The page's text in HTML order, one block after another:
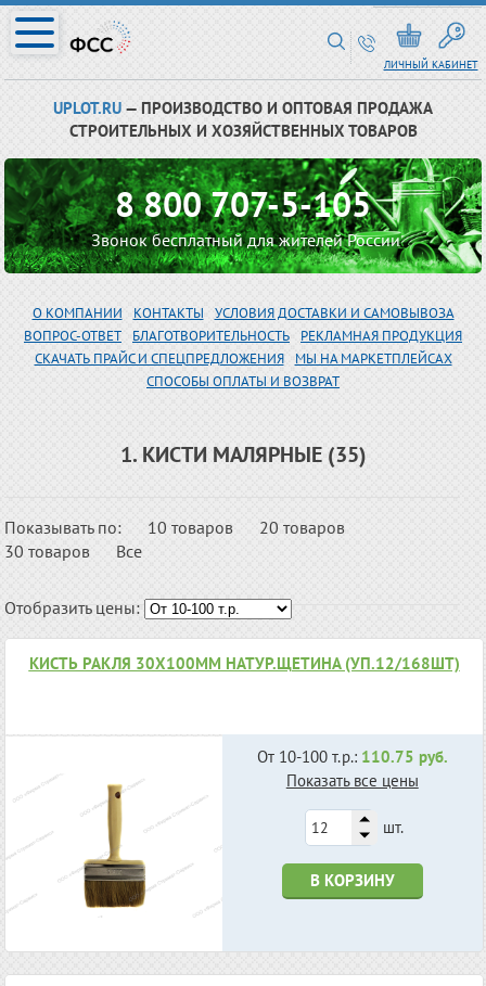
ЛИЧНЫЙ КАБИНЕТ
UPLOT.RU — ПРОИЗВОДСТВО И ОПТОВАЯ ПРОДАЖА
СТРОИТЕЛЬНЫХ И ХОЗЯЙСТВЕННЫХ ТОВАРОВ
8 800 707-5-105
Звонок бесплатный для жителей России
О КОМПАНИИ КОНТАКТЫ
УСЛОВИЯ ДОСТАВКИ И САМОВЫВОЗА
ВОПРОС-ОТВЕТ
БЛАГОТВОРИТЕЛЬНОСТЬ
РЕКЛАМНАЯ ПРОДУКЦИЯ
СКАЧАТЬ ПРАЙС И СПЕЦПРЕДЛОЖЕНИЯ
МЫ НА МАРКЕТПЛЕЙСАХ
СПОСОБЫ ОПЛАТЫ И ВОЗВРАТ
1. КИСТИ МАЛЯРНЫЕ (35)
Показывать по: 10 товаров
20 товаров
30 товаров
Все
Отобразить цены:
КИСТЬ РАКЛЯ 30Х100ММ НАТУР.ЩЕТИНА (УП.12/168ШТ)
От 10-100 т.р.: 110.75 руб.
Показать все цены
шт.
В КОРЗИНУ